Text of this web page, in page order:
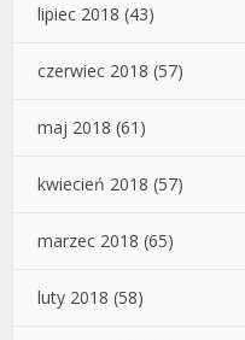
lipiec 2018 (43)
czerwiec 2018 (57)
maj 2018 (61)
kwiecień 2018 (57)
marzec 2018 (65)
luty 2018 (58)